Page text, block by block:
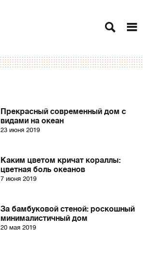
Прекрасный современный дом с
видами на океан
23 июня 2019
Каким цветом кричат кораллы:
цветная боль океанов
7 июня 2019
За бамбуковой стеной: роскошный
минималистичный дом
20 мая 2019